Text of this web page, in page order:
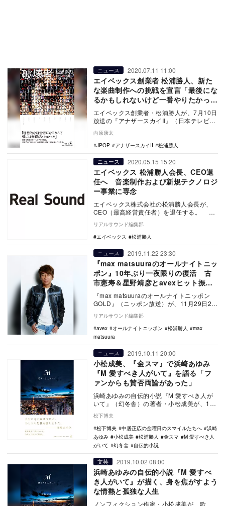
ニュース 2020.07.11 11:00
エイベックス創業者 松浦勝人、新た
な楽曲制作への挑戦を宣言「最後にな
るかもしれないけど一番やりたかった
ことをやる」
エイベックス創業者・松浦勝人が、7月10日
放送の『アナザースカイII』（日本テレビ
向原康太
JPOP
アナザースカイII 松浦勝人
ニュース 2020.05.15 15:20
エイベックス 松浦勝人会長、CEO退
任へ 音楽制作および新規テクノロジ
ー事業に専念
エイベックス株式会社の松浦勝人会長が、
CEO（最高経営責任者）を退任する。 こ
れは、5月15日に松浦本人のTwitterにて…
リアルサウンド編集部
エイベックス
松浦勝人
ニュース 2019.11.22 23:30
『max matsuuraのオールナイトニッ
ポン』10年ぶり一夜限りの復活 古
市憲寿＆星野靖彦とavexヒット振り
返りも
『max matsuuraのオールナイトニッポン
GOLD』（ニッポン放送）が、11月29日22
時より放送される。 ニッポン放…
リアルサウンド編集部
avex
オールナイトニッポン 松浦勝人
max
matsuura
ニュース 2019.10.11 20:00
小松成美、『金スマ』で浜崎あゆみ
『M 愛すべき人がいて』を語る「フ
ァンからも賛否両論があった」
浜崎あゆみの自伝的小説『M 愛すべき人が
いて』（幻冬舎）の著者・小松成美が、10
スマイル…
松下博夫
松下博夫
中居正広の金曜日のスマイルたちへ
浜崎
あゆみ
小松成美 松浦勝人 金スマ
M 愛すべき人
がいて
幻冬舎 自伝的小説
文芸 2019.10.02 08:00
浜崎あゆみの自伝的小説『M 愛すべ
き人がいて』が描く、身を焦がすよう
な情熱と孤独な人生
ノンフィクション作家・小松成美が、歌